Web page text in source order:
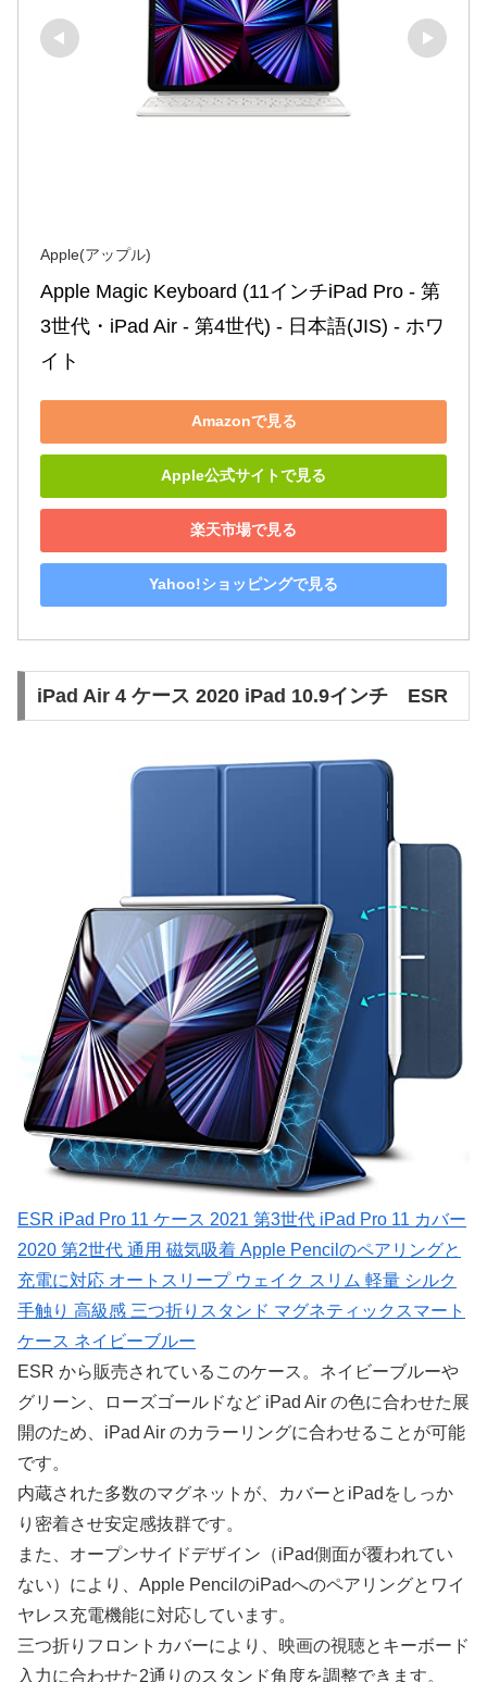
Apple(アップル)
Apple Magic Keyboard (11インチiPad Pro - 第
3世代・iPad Air - 第4世代) - 日本語(JIS) - ホワ
イト
Amazonで見る
Apple公式サイトで見る
楽天市場で見る
Yahoo!ショッピングで見る
iPad Air 4 ケース 2020 iPad 10.9インチ ESR
ESR iPad Pro 11 ケース 2021 第3世代 iPad Pro 11 カバー
2020 第2世代 通用 磁気吸着 Apple Pencilのペアリングと
充電に対応 オートスリープ ウェイク スリム 軽量 シルク
手触り 高級感 三つ折りスタンド マグネティックスマート
ケース ネイビーブルー
ESR から販売されているこのケース。ネイビーブルーや
グリーン、ローズゴールドなど iPad Air の色に合わせた展
開のため、iPad Air のカラーリングに合わせることが可能
です。
内蔵された多数のマグネットが、カバーとiPadをしっか
り密着させ安定感抜群です。
また、オープンサイドデザイン（iPad側面が覆われてい
ない）により、Apple PencilのiPadへのペアリングとワイ
ヤレス充電機能に対応しています。
三つ折りフロントカバーにより、映画の視聴とキーボード
入力に合わせた2通りのスタンド角度を調整できます。